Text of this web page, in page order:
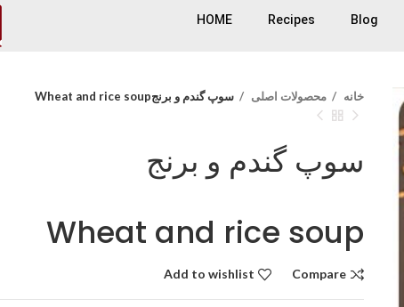
Blog
Recipes
HOME
خانه محصولات اصلی سوپ گندم و برنجWheat and rice soup
سوپ گندم و برنج
Wheat and rice soup
Compare
Add to wishlist